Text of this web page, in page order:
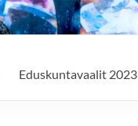
Eduskuntavaalit 2023